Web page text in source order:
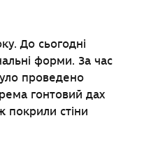
До сьогодні
форми. За час
проведено
гонтовий дах
покрили стіни